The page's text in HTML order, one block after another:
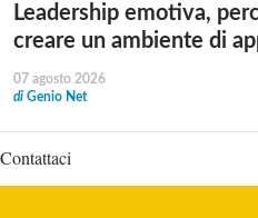
Leadership emotiva,
creare un ambiente di
07 agosto 2026
di Genio Net
Contattaci